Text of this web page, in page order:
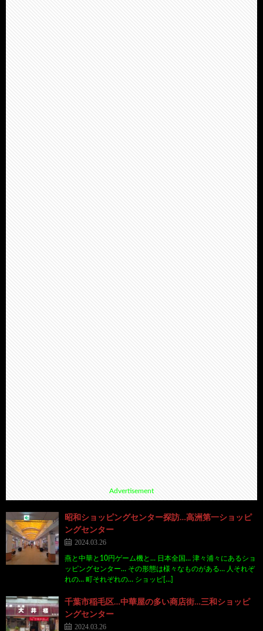
Advertisement
昭和ショッピングセンター探訪…高洲第一ショッピ
ングセンター
2024.03.26
燕と中華と10円ゲーム機と… 日本全国… 津々浦々にあるショ
ッピングセンター… その形態は様々なものがある… 人それぞ
れの… 町それぞれの… ショッピ[…]
千葉市稲毛区…中華屋の多い商店街…三和ショッピ
ングセンター
2024.03.26